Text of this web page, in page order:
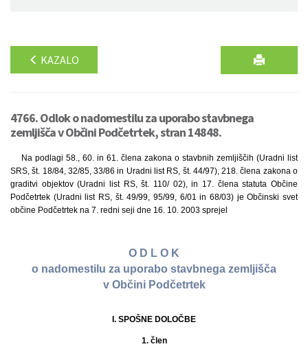
KAZALO
4766. Odlok o nadomestilu za uporabo stavbnega
zemljišča v Občini Podčetrtek, stran 14848.
Na podlagi 58., 60. in 61. člena zakona o stavbnih zemljiščih (Uradni list
SRS, št. 18/84, 32/85, 33/86 in Uradni list RS, št. 44/97), 218. člena zakona o
graditvi objektov (Uradni list RS, št. 110/ 02), in 17. člena statuta Občine
Podčetrtek (Uradni list RS, št. 49/99, 95/99, 6/01 in 68/03) je Občinski svet
občine Podčetrtek na 7. redni seji dne 16. 10. 2003 sprejel
O D L O K
o nadomestilu za uporabo stavbnega zemljišča
v Občini Podčetrtek
I. SPOŠNE DOLOČBE
1. člen